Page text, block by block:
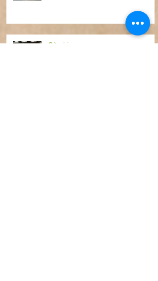
Gàmbia